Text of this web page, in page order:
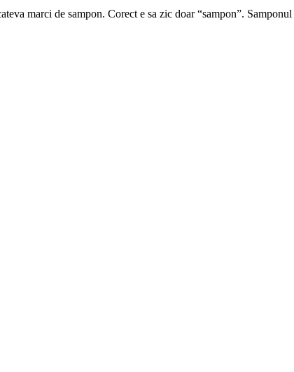
marci de sampon. Corect e sa zic doar “sampon”.